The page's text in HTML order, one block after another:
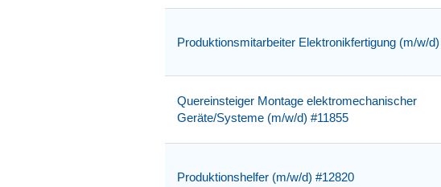
Produktionsmitarbeiter Elektronikfertigung (m/w/
Quereinsteiger Montage elektromechanischer
Geräte/Systeme (m/w/d) #11855
Produktionshelfer (m/w/d) #12820